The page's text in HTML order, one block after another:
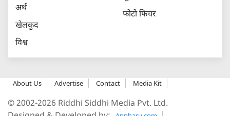
अर्थ
खेलकुद
विश्व
फोटो फिचर
About Us Advertise Contact Media Kit
© 2002-2026 Riddhi Siddhi Media Pvt. Ltd.